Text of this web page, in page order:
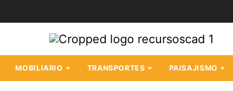
MOBILIARIO TRANSPORTES PAISAJISMO